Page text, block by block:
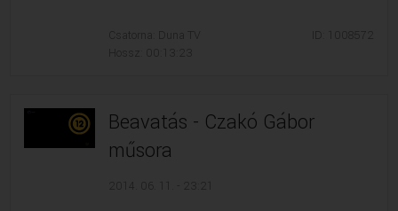
Csatorna: Duna TV
Hossz: 00:13:23
ID: 1008572
Beavatás - Czakó Gábor
műsora
2014. 06. 11. - 23:21